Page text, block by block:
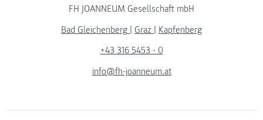
FH JOANNEUM Gesellschaft mbH
Bad Gleichenberg | Graz | Kapfenberg
+43 316 5453 - 0
info@fh-joanneum.at